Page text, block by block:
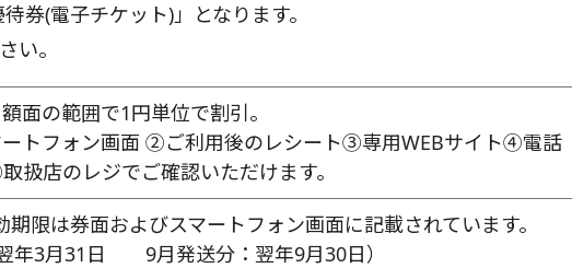
券(電子チケット)」となります。
い。
面の範囲で1円単位で割引。
トフォン画面 ②ご利用後のレシート③専用WEBサイト④電話
扱店のレジでご確認いただけます。
限は券面およびスマートフォン画面に記載されています。
翌年3月31日 9月発送分：翌年9月30日）